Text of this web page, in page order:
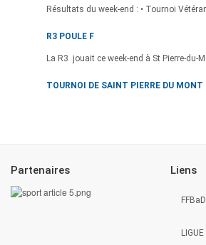
Résultats du week-end : • Tournoi
R3 POULE F
La R3 jouait ce week-end à St Pierre-du-
TOURNOI DE SAINT PIERRE DU MONT
Partenaires Liens
FFBaD